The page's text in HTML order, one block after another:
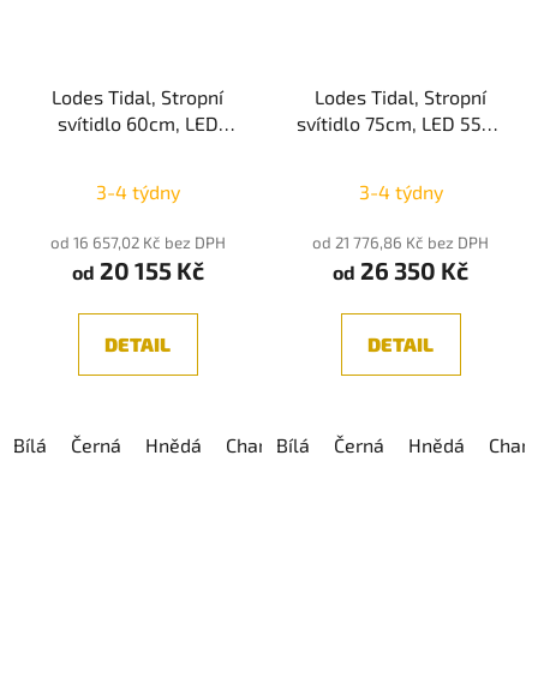
Lodes Tidal, Stropní
svítidlo 60cm, LED
3-4 týdny
od 16 657,02 Kč bez DPH
od 20 155 Kč
DETAIL
Bílá Černá Hnědá Champagne
Lodes Tidal, Stropní
svítidlo 75cm, LED 55W,
3-4 týdny
od 21 776,86 Kč bez DPH
od 26 350 Kč
DETAIL
Bílá Černá Hnědá